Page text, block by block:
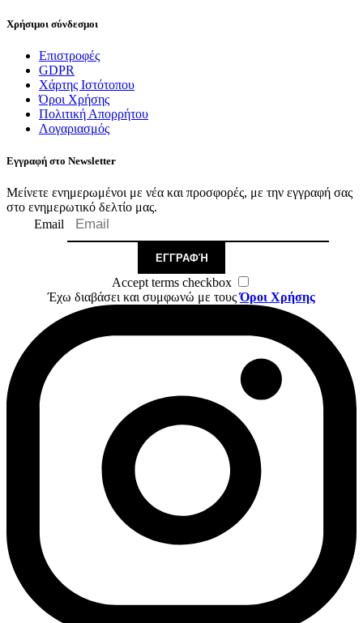
Χρήσιμοι σύνδεσμοι
Επιστροφές
GDPR
Χάρτης Ιστότοπου
Όροι Χρήσης
Πολιτική Απορρήτου
Λογαριασμός
Εγγραφή στο Newsletter
Μείνετε ενημερωμένοι με νέα και προσφορές, με την εγγραφή σας
στο ενημερωτικό δελτίο μας.
Email
ΕΓΓΡΑΦΉ
Accept terms checkbox
Έχω διαβάσει και συμφωνώ με τουςΌροι Χρήσης